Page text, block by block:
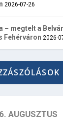
2026-07-26
– megtelt a
Fehérváron 2026-
AUGUSZTUS